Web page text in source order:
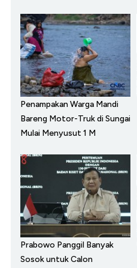
Penampakan Warga Mandi
Bareng Motor-Truk di Sungai
Mulai Menyusut 1 M
Prabowo Panggil Banyak
Sosok untuk Calon